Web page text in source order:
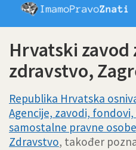
Hrvatski zavod
zdravstvo,
Republika Hrvatska
Agencije, zavodi,
samostalne pravne
Zdravstvo, također